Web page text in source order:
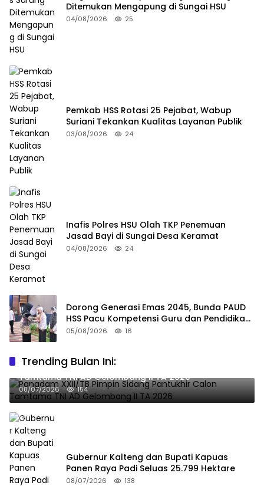
Ditemukan Mengapung di Sungai HSU
04/08/2026 25
Pemkab HSS Rotasi 25 Pejabat, Wabup
Suriani Tekankan Kualitas Layanan Publik
03/08/2026 24
Inafis Polres HSU Olah TKP Penemuan
Jasad Bayi di Sungai Desa Keramat
04/08/2026 24
Dorong Generasi Emas 2045, Bunda PAUD
HSS Pacu Kompetensi Guru dan Pendidikan
Inklusif
05/08/2026 16
Trending Bulan Ini:
Pangdam XXII/TB Pimpin Sidang Pantukhir Calon
Tamtama TNI AD Gelombang II TA 2026
08/07/2026 154
Gubernur Kalteng dan Bupati Kapuas
Panen Raya Padi Seluas 25.799 Hektare
08/07/2026 138